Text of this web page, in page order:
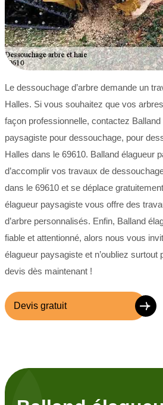
Le dessouchage d’arbre demande un
Halles. Si vous souhaitez que vos
façon professionnelle, contactez
paysagiste pour dessouchage, pour
Halles dans le 69610. Balland élagueur
d’accomplir vos travaux de
dans le 69610 et se déplace
élagueur paysagiste vous offre des
d’arbre personnalisés. Enfin, Balland
fiable et attentionné, alors nous vous
élagueur paysagiste et n’oubliez surtout
devis dès maintenant !
Devis gratuit